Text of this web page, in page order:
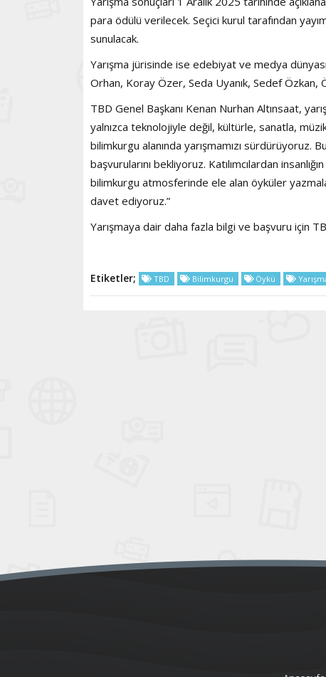
para ödülü verilecek. Seçici kurul tarafından
sunulacak.
Yarışma jürisinde ise edebiyat ve medya
Orhan, Koray Özer, Seda Uyanık, Sedef
TBD Genel Başkanı Kenan Nurhan Altınsaat,
yalnızca teknolojiyle değil, kültürle, sanatla,
bilimkurgu alanında yarışmamızı sürdürüyoruz.
başvurularını bekliyoruz. Katılımcılardan
bilimkurgu atmosferinde ele alan öyküler
davet ediyoruz.”
Yarışmaya dair daha fazla bilgi ve başvuru için
Etiketler; TBD Bilimkurgu Öykü